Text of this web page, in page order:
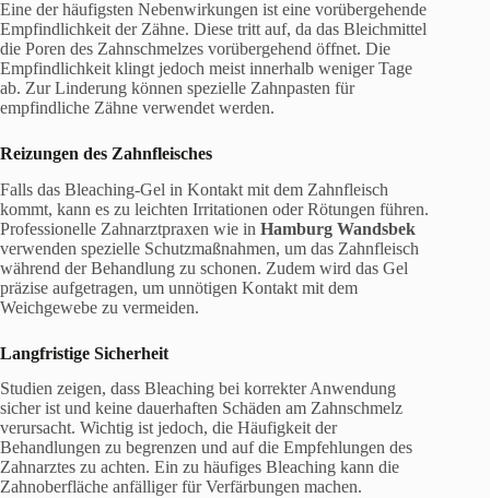
Eine der häufigsten Nebenwirkungen ist eine vorübergehende
Empfindlichkeit der Zähne. Diese tritt auf, da das Bleichmittel
die Poren des Zahnschmelzes vorübergehend öffnet. Die
Empfindlichkeit klingt jedoch meist innerhalb weniger Tage
ab. Zur Linderung können spezielle Zahnpasten für
empfindliche Zähne verwendet werden.
Reizungen des Zahnfleisches
Falls das Bleaching-Gel in Kontakt mit dem Zahnfleisch
kommt, kann es zu leichten Irritationen oder Rötungen führen.
Professionelle Zahnarztpraxen wie in Hamburg Wandsbek
verwenden spezielle Schutzmaßnahmen, um das Zahnfleisch
während der Behandlung zu schonen. Zudem wird das Gel
präzise aufgetragen, um unnötigen Kontakt mit dem
Weichgewebe zu vermeiden.
Langfristige Sicherheit
Studien zeigen, dass Bleaching bei korrekter Anwendung
sicher ist und keine dauerhaften Schäden am Zahnschmelz
verursacht. Wichtig ist jedoch, die Häufigkeit der
Behandlungen zu begrenzen und auf die Empfehlungen des
Zahnarztes zu achten. Ein zu häufiges Bleaching kann die
Zahnoberfläche anfälliger für Verfärbungen machen.